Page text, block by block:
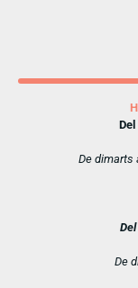
De dimarts
De